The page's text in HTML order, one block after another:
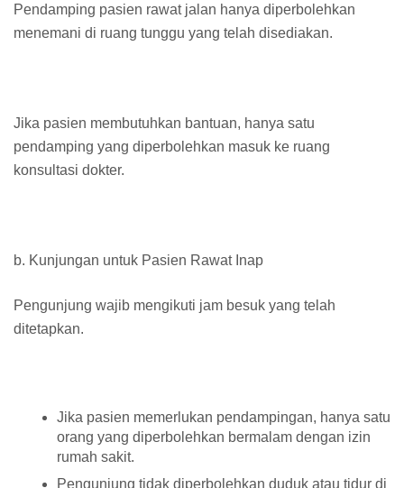
Pendamping pasien rawat jalan hanya diperbolehkan
menemani di ruang tunggu yang telah disediakan.
Jika pasien membutuhkan bantuan, hanya satu
pendamping yang diperbolehkan masuk ke ruang
konsultasi dokter.
b. Kunjungan untuk Pasien Rawat Inap
Pengunjung wajib mengikuti jam besuk yang telah
ditetapkan.
Jika pasien memerlukan pendampingan, hanya satu
orang yang diperbolehkan bermalam dengan izin
rumah sakit.
Pengunjung tidak diperbolehkan duduk atau tidur di